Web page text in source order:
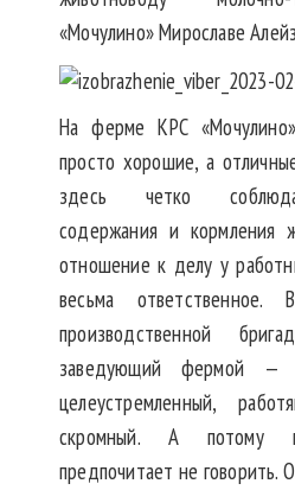
«Мочулино» Мирославе
На ферме КРС
просто хорошие, а
здесь четко
содержания и кормления
отношение к делу у
весьма ответственное.
производственной
заведующий фермой —
целеустремленный,
скромный. А потому
предпочитает не говорить.